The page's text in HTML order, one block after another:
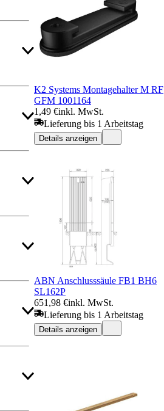
K2 Systems Montagehalter M RF
GFM 1001164
1,49 €inkl. MwSt.
Lieferung bis 1 Arbeitstag
Details anzeigen
ABN Anschlusssäule FB1 BH6
SL162P
651,98 €inkl. MwSt.
Lieferung bis 1 Arbeitstag
Details anzeigen